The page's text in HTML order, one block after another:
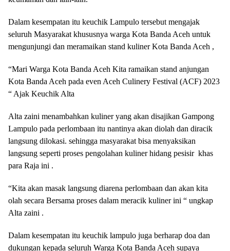
Dalam kesempatan itu keuchik Lampulo tersebut mengajak
seluruh Masyarakat khususnya warga Kota Banda Aceh untuk
mengunjungi dan meramaikan stand kuliner Kota Banda Aceh ,
“Mari Warga Kota Banda Aceh Kita ramaikan stand anjungan
Kota Banda Aceh pada even Aceh Culinery Festival (ACF) 2023
“ Ajak Keuchik Alta
Alta zaini menambahkan kuliner yang akan disajikan Gampong
Lampulo pada perlombaan itu nantinya akan diolah dan diracik
langsung dilokasi. sehingga masyarakat bisa menyaksikan
langsung seperti proses pengolahan kuliner hidang pesisir khas
para Raja ini .
“Kita akan masak langsung diarena perlombaan dan akan kita
olah secara Bersama proses dalam meracik kuliner ini “ ungkap
Alta zaini .
Dalam kesempatan itu keuchik lampulo juga berharap doa dan
dukungan kepada seluruh Warga Kota Banda Aceh supaya